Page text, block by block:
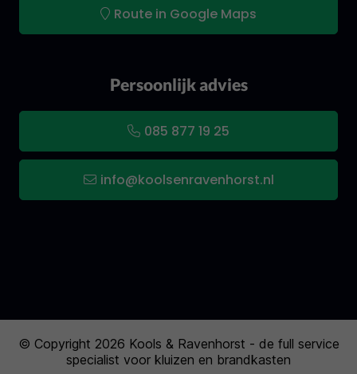
Route in Google Maps
Persoonlijk advies
085 877 19 25
info@koolsenravenhorst.nl
© Copyright 2026 Kools & Ravenhorst - de full service
specialist voor kluizen en brandkasten